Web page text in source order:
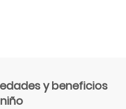
y beneficios